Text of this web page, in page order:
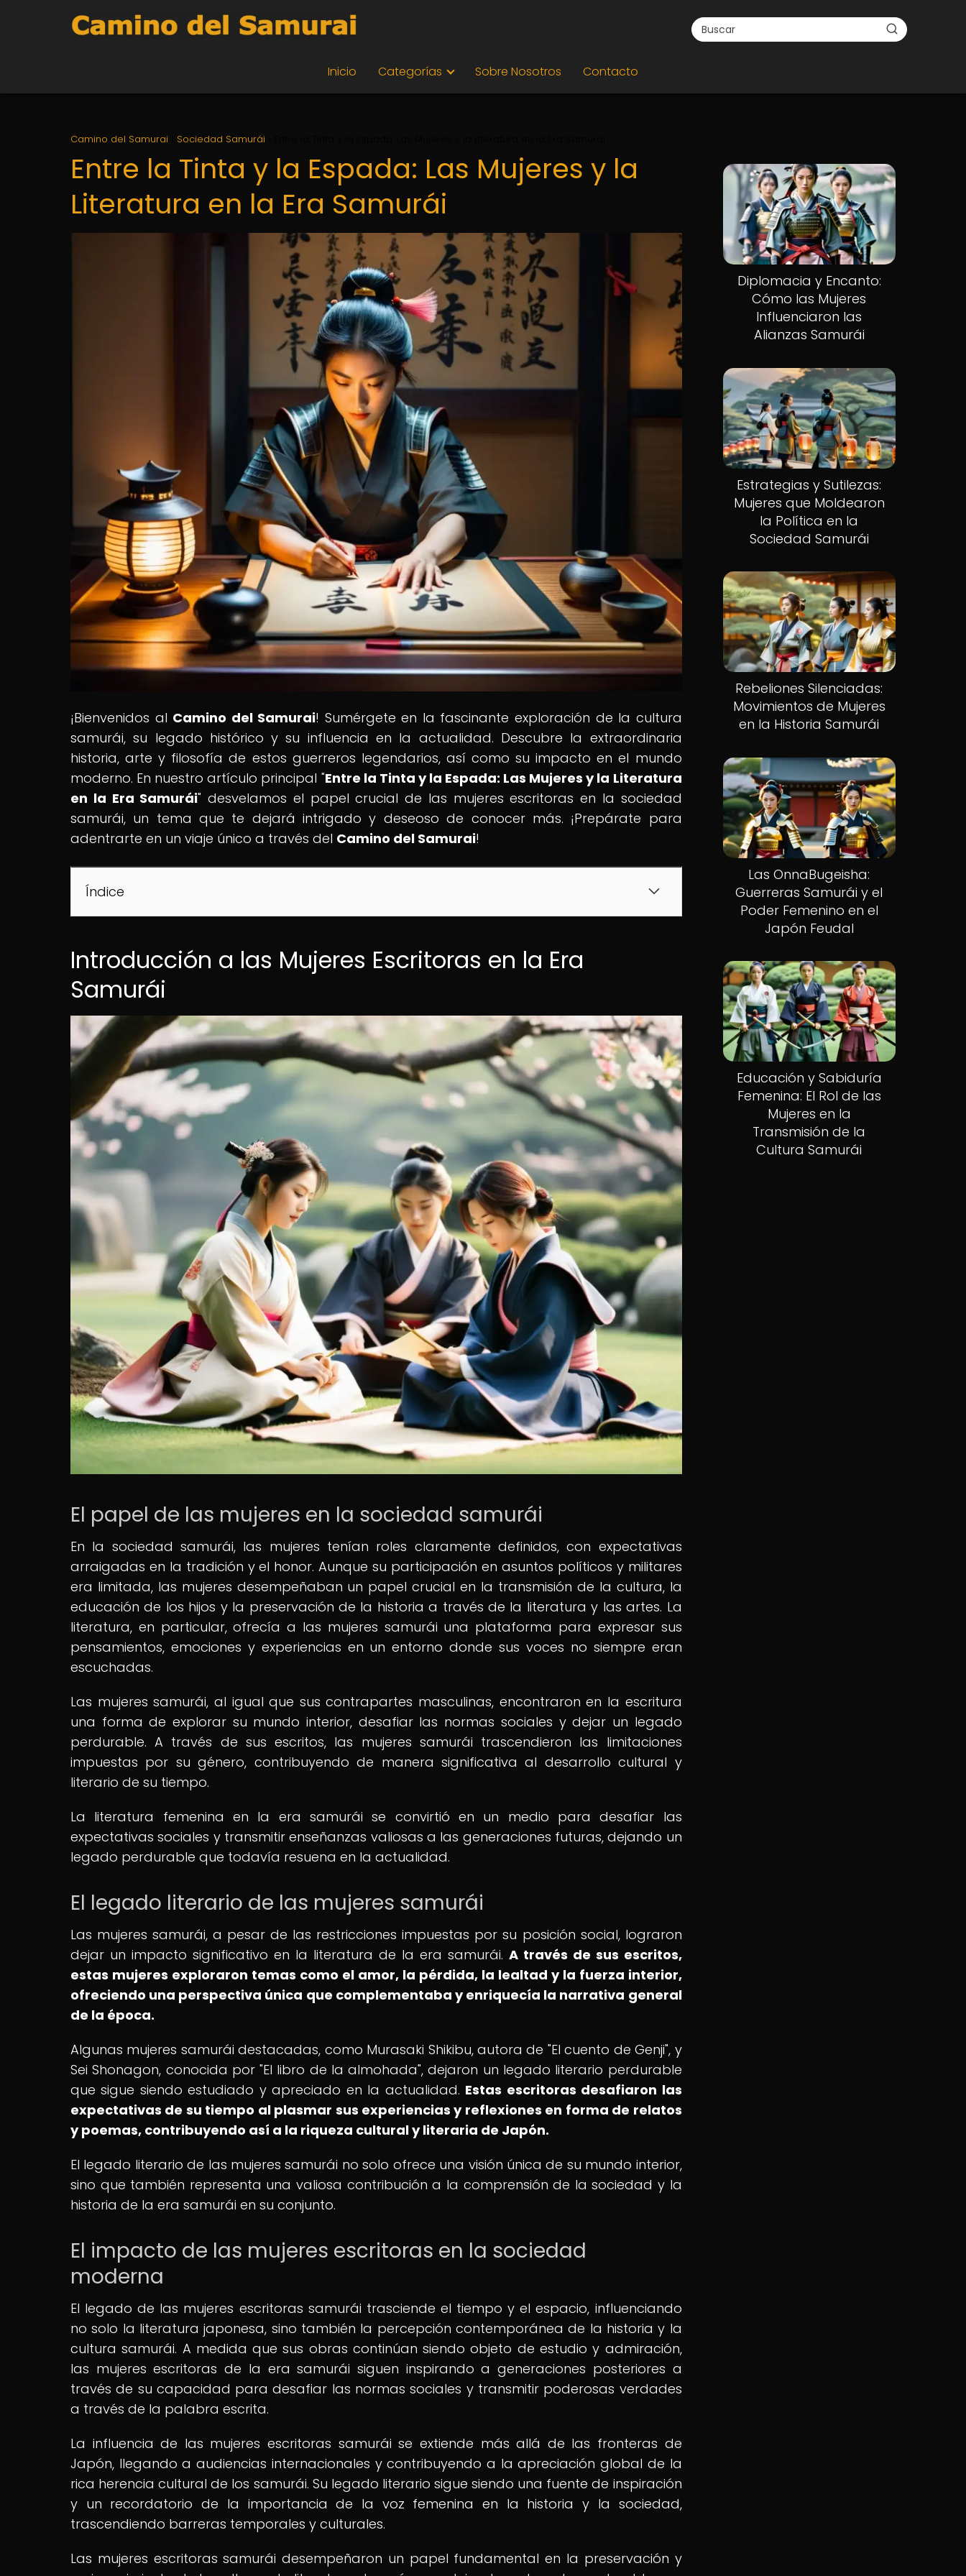
Inicio Categorías Sobre Nosotros Contacto
Camino del Samurai Sociedad Samurái
Entre la Tinta y la Espada: Las Mujeres y la
Literatura en la Era Samurái
¡Bienvenidos al Camino del Samurai! Sumérgete en la fascinante exploración de la cultura
samurái, su legado histórico y su influencia en la actualidad. Descubre la extraordinaria
historia, arte y filosofía de estos guerreros legendarios, así como su impacto en el mundo
moderno. En nuestro artículo principal "Entre la Tinta y la Espada: Las Mujeres y la Literatura
en la Era Samurái" desvelamos el papel crucial de las mujeres escritoras en la sociedad
samurái, un tema que te dejará intrigado y deseoso de conocer más. ¡Prepárate para
adentrarte en un viaje único a través del Camino del Samurai!
Índice
Introducción a las Mujeres Escritoras en la Era
Samurái
El papel de las mujeres en la sociedad samurái
En la sociedad samurái, las mujeres tenían roles claramente definidos, con expectativas
arraigadas en la tradición y el honor. Aunque su participación en asuntos políticos y militares
era limitada, las mujeres desempeñaban un papel crucial en la transmisión de la cultura, la
educación de los hijos y la preservación de la historia a través de la literatura y las artes. La
literatura, en particular, ofrecía a las mujeres samurái una plataforma para expresar sus
pensamientos, emociones y experiencias en un entorno donde sus voces no siempre eran
escuchadas.
Las mujeres samurái, al igual que sus contrapartes masculinas, encontraron en la escritura
una forma de explorar su mundo interior, desafiar las normas sociales y dejar un legado
perdurable. A través de sus escritos, las mujeres samurái trascendieron las limitaciones
impuestas por su género, contribuyendo de manera significativa al desarrollo cultural y
literario de su tiempo.
La literatura femenina en la era samurái se convirtió en un medio para desafiar las
expectativas sociales y transmitir enseñanzas valiosas a las generaciones futuras, dejando un
legado perdurable que todavía resuena en la actualidad.
El legado literario de las mujeres samurái
Las mujeres samurái, a pesar de las restricciones impuestas por su posición social, lograron
dejar un impacto significativo en la literatura de la era samurái. A través de sus escritos,
estas mujeres exploraron temas como el amor, la pérdida, la lealtad y la fuerza interior,
ofreciendo una perspectiva única que complementaba y enriquecía la narrativa general
de la época.
Algunas mujeres samurái destacadas, como Murasaki Shikibu, autora de "El cuento de Genji", y
Sei Shonagon, conocida por "El libro de la almohada", dejaron un legado literario perdurable
que sigue siendo estudiado y apreciado en la actualidad. Estas escritoras desafiaron las
expectativas de su tiempo al plasmar sus experiencias y reflexiones en forma de relatos
y poemas, contribuyendo así a la riqueza cultural y literaria de Japón.
El legado literario de las mujeres samurái no solo ofrece una visión única de su mundo interior,
sino que también representa una valiosa contribución a la comprensión de la sociedad y la
historia de la era samurái en su conjunto.
El impacto de las mujeres escritoras en la sociedad
moderna
El legado de las mujeres escritoras samurái trasciende el tiempo y el espacio, influenciando
no solo la literatura japonesa, sino también la percepción contemporánea de la historia y la
cultura samurái. A medida que sus obras continúan siendo objeto de estudio y admiración,
las mujeres escritoras de la era samurái siguen inspirando a generaciones posteriores a
través de su capacidad para desafiar las normas sociales y transmitir poderosas verdades
a través de la palabra escrita.
La influencia de las mujeres escritoras samurái se extiende más allá de las fronteras de
Japón, llegando a audiencias internacionales y contribuyendo a la apreciación global de la
rica herencia cultural de los samurái. Su legado literario sigue siendo una fuente de inspiración
y un recordatorio de la importancia de la voz femenina en la historia y la sociedad,
trascendiendo barreras temporales y culturales.
Las mujeres escritoras samurái desempeñaron un papel fundamental en la preservación y
Diplomacia y Encanto:
Cómo las Mujeres
Influenciaron las
Alianzas Samurái
Estrategias y Sutilezas:
Mujeres que Moldearon
la Política en la
Sociedad Samurái
Rebeliones Silenciadas:
Movimientos de Mujeres
en la Historia Samurái
Las OnnaBugeisha:
Guerreras Samurái y el
Poder Femenino en el
Japón Feudal
Educación y Sabiduría
Femenina: El Rol de las
Mujeres en la
Transmisión de la
Cultura Samurái